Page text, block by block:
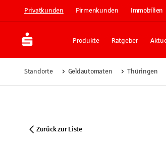
Privatkunden Firmenkunden Immobilien
Produkte Ratgeber
Standorte Geldautomaten Thüringen
Zurück zur Liste